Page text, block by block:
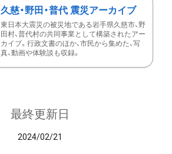
久慈・野田・普代 震災アーカイブ
東日本大震災の被災地である岩手県久慈市、野
田村、普代村の共同事業として構築されたアー
カイブ。行政文書のほか、市民から集めた、写
真、動画や体験談も収録。
最終更新日
2024/02/21